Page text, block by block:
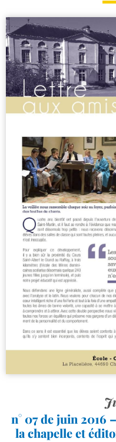
n° 07 de juin 2016
la chapelle et